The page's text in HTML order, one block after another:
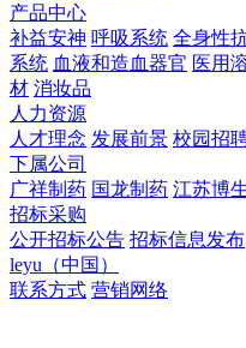
产品中心
补益安神 呼吸系统 全身性
系统 血液和造血器官 医用
材 消妆品
人力资源
人才理念 发展前景 校园招
下属公司
广祥制药 国龙制药 江苏博
招标采购
公开招标公告 招标信息发布
leyu（中国）
联系方式 营销网络